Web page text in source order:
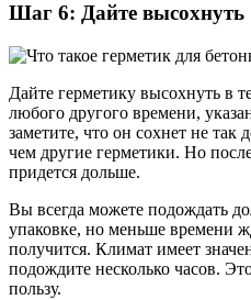
Шаг 6: Дайте высохнуть
Дайте герметику высохнуть в
любого другого времени,
заметите, что он сохнет не так
чем другие герметики. Но
придется дольше.
Вы всегда можете подождать
упаковке, но меньше времени
получится. Климат имеет
подождите несколько часов.
пользу.